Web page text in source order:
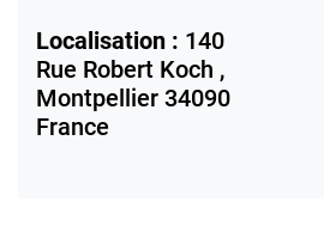
Localisation : 140
Rue Robert Koch ,
Montpellier 34090
France